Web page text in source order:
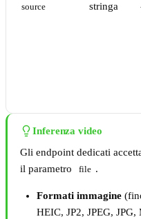
source stringa
Inferenza video
Gli endpoint dedicati
il parametro
file .
Formati immagine
HEIC, JP2, JPEG,